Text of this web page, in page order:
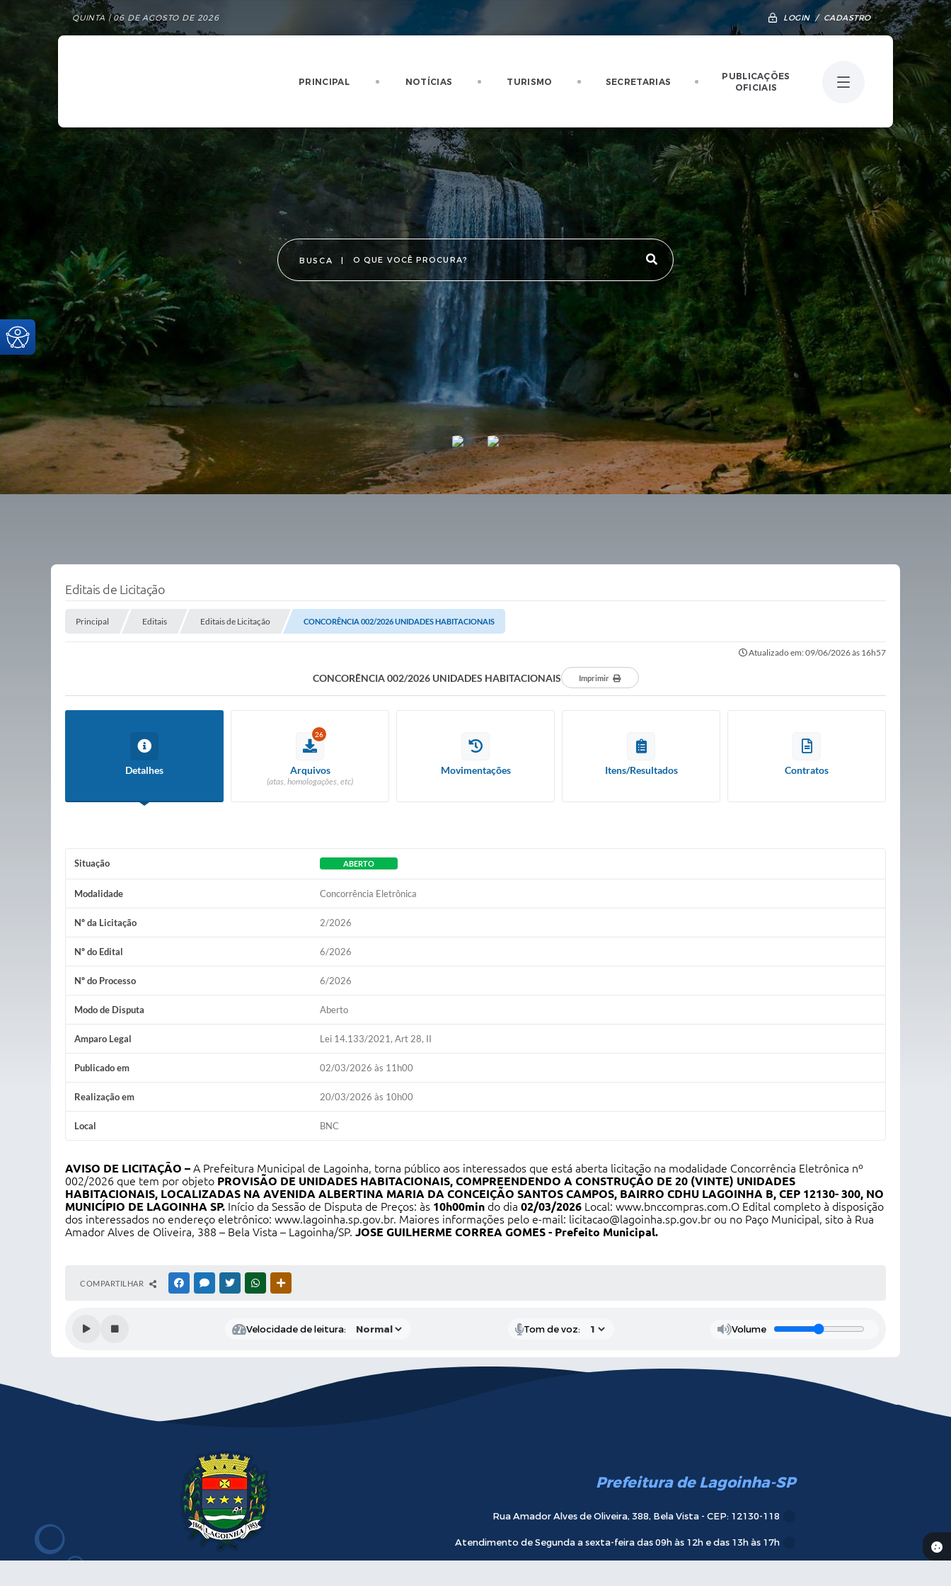
LOGIN / CADASTRO
QUINTA | 06 DE AGOSTO DE 2026
PRINCIPAL NOTÍCIAS TURISMO SECRETARIAS
PUBLICAÇÕES
OFICIAIS
BUSCA
Editais de Licitação
Principal Editais Editais de Licitação CONCORÊNCIA 002/2026 UNIDADES HABITACIONAIS
Atualizado em: 09/06/2026 às 16h57
CONCORÊNCIA 002/2026 UNIDADES HABITACIONAIS Imprimir
Detalhes
26
Arquivos
(atas, homologações, etc)
Movimentações Itens/Resultados Contratos
Situação ABERTO
Modalidade Concorrência Eletrônica
Nº da Licitação 2/2026
Nº do Edital 6/2026
Nº do Processo 6/2026
Modo de Disputa Aberto
Amparo Legal Lei 14.133/2021, Art 28, II
Publicado em 02/03/2026 às 11h00
Realização em 20/03/2026 às 10h00
Local BNC
AVISO DE LICITAÇÃO – A Prefeitura Municipal de Lagoinha, torna público aos interessados que está aberta licitação na modalidade Concorrência Eletrônica nº
002/2026 que tem por objeto PROVISÃO DE UNIDADES HABITACIONAIS, COMPREENDENDO A CONSTRUÇÃO DE 20 (VINTE) UNIDADES
HABITACIONAIS, LOCALIZADAS NA AVENIDA ALBERTINA MARIA DA CONCEIÇÃO SANTOS CAMPOS, BAIRRO CDHU LAGOINHA B, CEP 12130- 300, NO
MUNICÍPIO DE LAGOINHA SP. Início da Sessão de Disputa de Preços: às 10h00min do dia 02/03/2026 Local: www.bnccompras.com.O Edital completo à disposição
dos interessados no endereço eletrônico: www.lagoinha.sp.gov.br. Maiores informações pelo e-mail: licitacao@lagoinha.sp.gov.br ou no Paço Municipal, sito à Rua
Amador Alves de Oliveira, 388 – Bela Vista – Lagoinha/SP. JOSE GUILHERME CORREA GOMES - Prefeito Municipal.
COMPARTILHAR FACEBOOKMESSENGER
TWITTERWHATSAPP
Velocidade de leitura: Tom de voz: Volume
Prefeitura de Lagoinha-SP
Rua Amador Alves de Oliveira, 388, Bela Vista - CEP: 12130-118
Atendimento de Segunda a sexta-feira das 09h às 12h e das 13h às 17h